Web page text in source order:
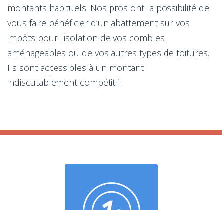
montants habituels. Nos pros ont la possibilité de
vous faire bénéficier d’un abattement sur vos
impôts pour l'isolation de vos combles
aménageables ou de vos autres types de toitures.
Ils sont accessibles à un montant
indiscutablement compétitif.